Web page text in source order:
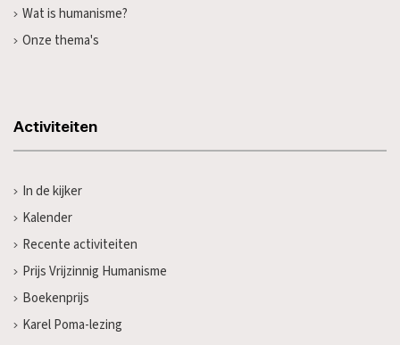
Wat is humanisme?
Onze thema's
Activiteiten
In de kijker
Kalender
Recente activiteiten
Prijs Vrijzinnig Humanisme
Boekenprijs
Karel Poma-lezing